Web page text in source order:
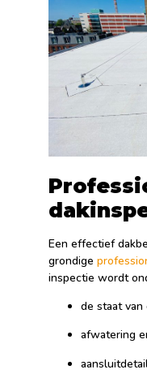
Een effectief
grondige
inspectie wordt
de staat van
afwatering